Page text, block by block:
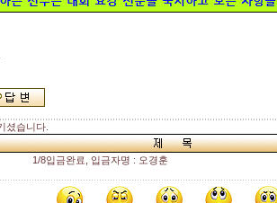
셨습니다.
1/8입금완료, 입금자명 : 오경훈